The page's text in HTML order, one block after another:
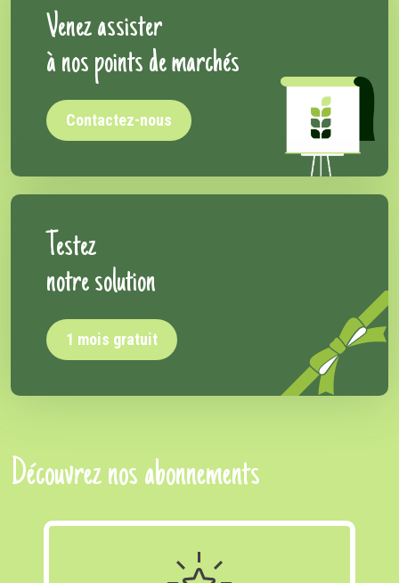
Venez assister
à nos points de marchés
Contactez-nous
Testez
notre solution
1 mois gratuit
Découvrez nos abonnements